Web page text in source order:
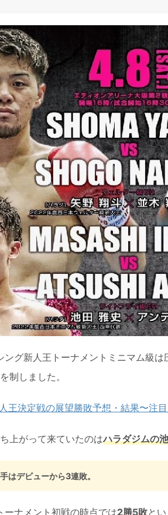
グ新人王トーナメントミニマム級は
制しました。
王決定戦の展望勝敗予想・結果〜注
上がって来ていたのはハラダジムの
はデビューから3連敗。
ナメント初戦の時点では2勝5敗と